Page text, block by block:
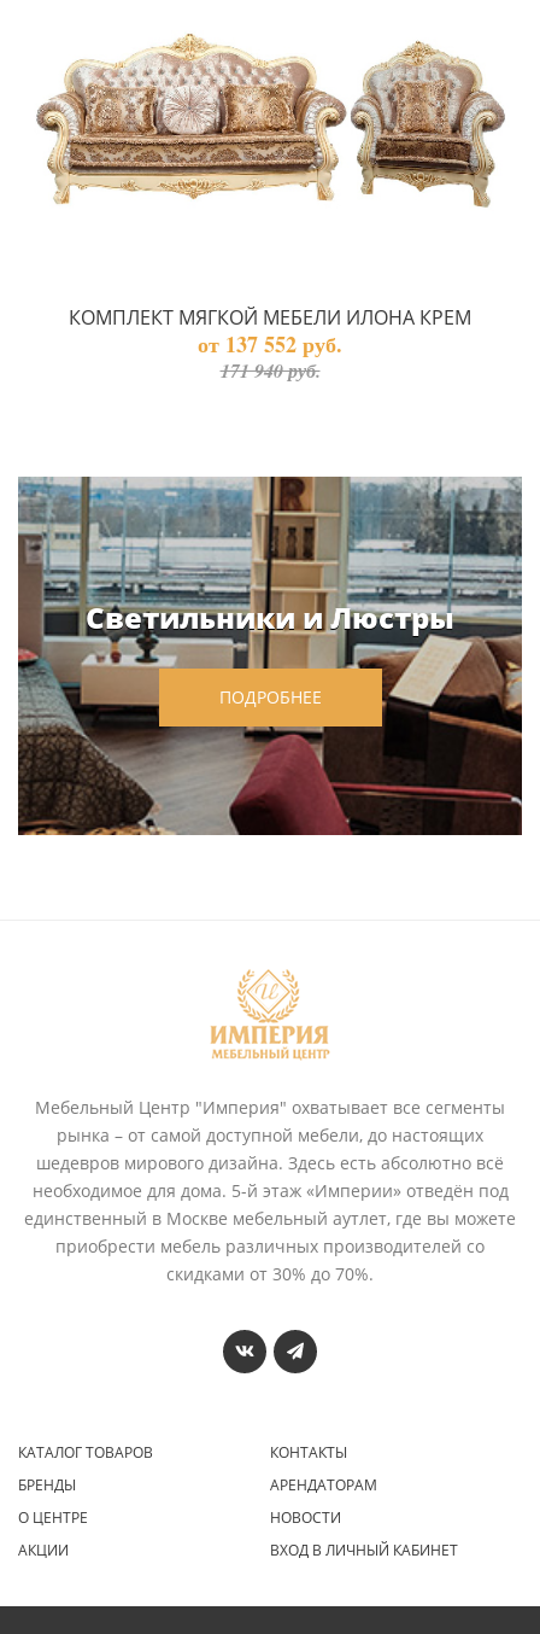
КОМПЛЕКТ МЯГКОЙ МЕБЕЛИ ИЛОНА КРЕМ
от 137 552 руб.
171 940 руб.
Светильники и Люстры
ПОДРОБНЕЕ
Мебельный Центр "Империя" охватывает все сегменты
рынка – от самой доступной мебели, до настоящих
шедевров мирового дизайна. Здесь есть абсолютно всё
необходимое для дома. 5-й этаж «Империи» отведён под
единственный в Москве мебельный аутлет, где вы можете
приобрести мебель различных производителей со
скидками от 30% до 70%.
КАТАЛОГ ТОВАРОВ
БРЕНДЫ
О ЦЕНТРЕ
АКЦИИ
КОНТАКТЫ
АРЕНДАТОРАМ
НОВОСТИ
ВХОД В ЛИЧНЫЙ КАБИНЕТ